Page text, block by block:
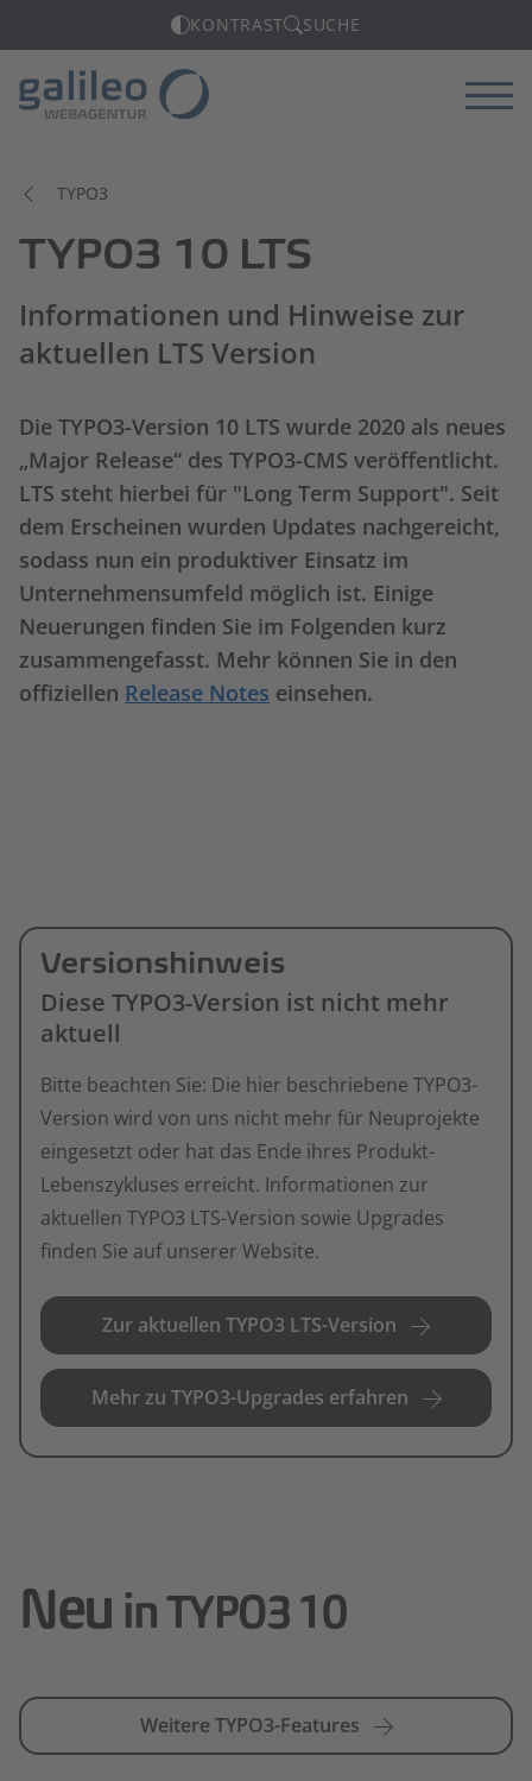
KONTRAST SUCHE
TYPO3
TYPO3 10 LTS
Informationen und Hinweise zur
aktuellen LTS Version
Die TYPO3-Version 10 LTS wurde 2020 als neues
„Major Release“ des TYPO3-CMS veröffentlicht.
LTS steht hierbei für "Long Term Support". Seit
dem Erscheinen wurden Updates nachgereicht,
sodass nun ein produktiver Einsatz im
Unternehmensumfeld möglich ist. Einige
Neuerungen finden Sie im Folgenden kurz
zusammengefasst. Mehr können Sie in den
offiziellen Release Notes einsehen.
Versionshinweis
Diese TYPO3-Version ist nicht mehr
aktuell
Bitte beachten Sie: Die hier beschriebene TYPO3-
Version wird von uns nicht mehr für Neuprojekte
eingesetzt oder hat das Ende ihres Produkt-
Lebenszykluses erreicht. Informationen zur
aktuellen TYPO3 LTS-Version sowie Upgrades
finden Sie auf unserer Website.
zur aktuellen TYPO3 LTS-Version
mehr zu TYPO3-Upgrades erfahren
Neu in TYPO3 10
Weitere TYPO3-Features